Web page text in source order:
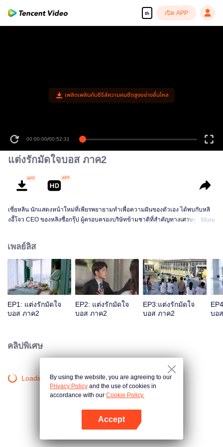
th เปิด APP
เพลิดเพลินกับซีรีส์ความคมชัดสูงอย่างลื่นไหล
00:00:00/00:52:31
แต่งรักมัดใจบอส ภาค2
เซี่ยหลิน นักแสดงหน้าใหม่ที่เพียรพยายามทำเพื่อความฝันของตัวเอง ได้พบกับหลิ
งอี้โจว CEO ของหลิงซื่อกรุ๊ป ผู้ครอบครองบริษัทข้ามชาติที่สำคัญทางเศรษฐกิจของ
ของคู่รักคู่กัดนี้ตกอยู่ภายใต้ปัญหานานับประการ แต่ยังคง “ความหวานหยดย้อย”
ไม่เปลี่ยน
More
เพลย์ลิส
EP1: แต่งรักมัดใจ
บอส ภาค2
EP2: แต่งรักมัดใจ
บอส ภาค2
EP3:แต่งรักมัดใจ
บอส ภาค2
บอ
คลิปพิเศษ
Loading…By using the website, you are agreeing to our
Privacy Policy and the use of cookies in
accordance with our Cookie Policy.
Accept